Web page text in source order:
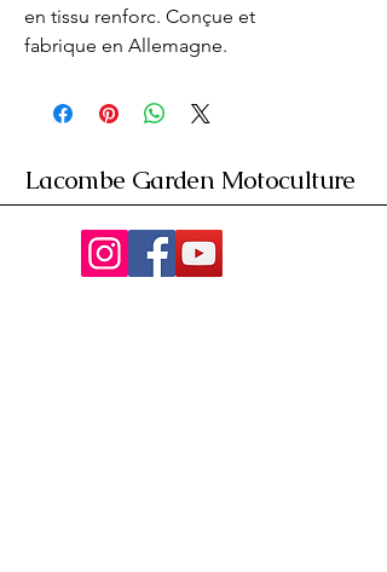
en tissu renforc. Conçue et
fabrique en Allemagne.
Lacombe Garden Motoculture